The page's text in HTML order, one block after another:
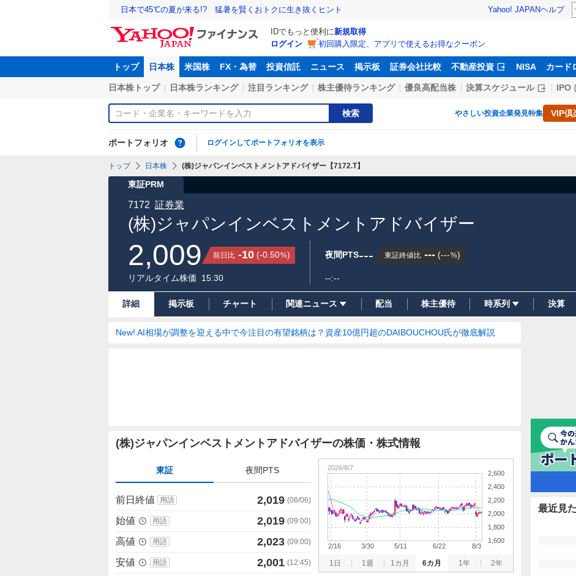
日本で45℃の夏が来る!? 猛暑を賢くおトクに生き抜くヒント Yahoo! JAPANヘルプ
IDでもっと便利に新規取得
ログイン
初回購入限定、アプリで使えるお得なクーポン
トップ 日本株 米国株 FX・為替 投資信託 ニュース 掲示板 証券会社比較 不動産投資 NISA カード
日本株トップ 日本株ランキング 注目ランキング 株主優待ランキング 優良高配当株 決算スケジュール IPO
検索 やさしい投資企業発見特集 VIP倶
ポートフォリオ ログインしてポートフォリオを表示
トップ 日本株 (株)ジャパンインベストメントアドバイザー【7172.T】
東証PRM
(株)ジャパンインベストメントアドバイザー
7172 証券業
2,009 前日比 -10 (-0.50%)
リアルタイム株価 15:30
夜間PTS--- 東証終値比 --- (---%)
--:--
詳細 掲示板 チャート 関連ニュース 配当 株主優待 時系列 決算
New! AI相場が調整を迎える中で今注目の有望銘柄は？資産10億円超のDAIBOUCHOU氏が徹底解説
(株)ジャパンインベストメントアドバイザーの株価・株式情報
価
値
東証 夜間PTS
前日終値 用語 2,019 (08/06)
始値 用語 2,019 (09:00)
高値 用語 2,023 (09:00)
安値 用語 2,001 (12:45) 1日 1週 1カ月 6カ月 1年 2年
1,600
1,800
2,000
2,200
2,400
2,600
2/16 3/30 5/11 6/22 8/3
2026/8/7
最近見